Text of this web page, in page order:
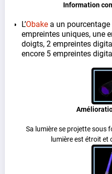
Information
L’Obakea un pourcentage
empreintes uniques, une
doigts, 2 empreintes
encore 5 empreintes
Sa lumière se projette sous
lumière est étroit et